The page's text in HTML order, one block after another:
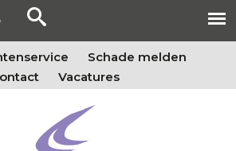
Schade melden
Vacatures